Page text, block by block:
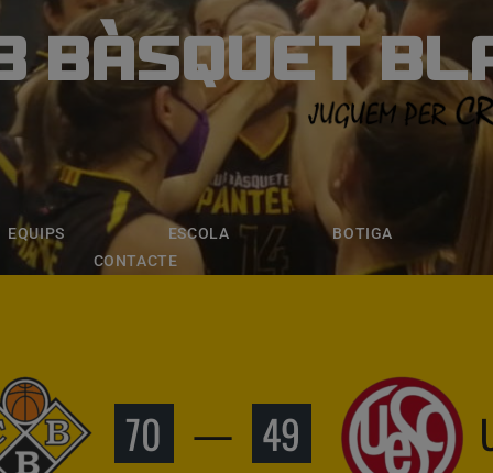
BÀSQUET
EQUIPS ESCOLA BOTIGA
CONTACTE
ESCOLA BOTIGA
70 — 49